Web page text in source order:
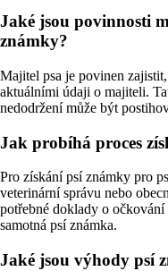
Jaké jsou povinnosti
známky?
Majitel psa je povinen
aktuálními údaji o majiteli.
nedodržení může být
Jak probíhá proces
Pro získání psí známky pro
veterinární správu nebo
potřebné doklady o
samotná psí známka.
Jaké jsou výhody psí